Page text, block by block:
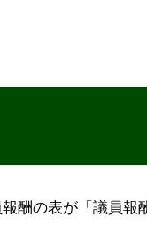
の表が「議員報